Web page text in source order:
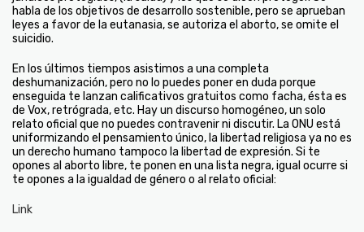
habla de los objetivos de desarrollo sostenible, pero se aprueban
leyes a favor de la eutanasia, se autoriza el aborto, se omite el
suicidio.
En los últimos tiempos asistimos a una completa
deshumanización, pero no lo puedes poner en duda porque
enseguida te lanzan calificativos gratuitos como facha, ésta es
de Vox, retrógrada, etc. Hay un discurso homogéneo, un solo
relato oficial que no puedes contravenir ni discutir. La ONU está
uniformizando el pensamiento único, la libertad religiosa ya no es
un derecho humano tampoco la libertad de expresión. Si te
opones al aborto libre, te ponen en una lista negra, igual ocurre si
te opones a la igualdad de género o al relato oficial:
Link